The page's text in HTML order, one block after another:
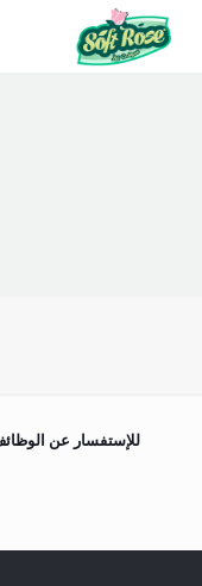
للإستفسار عن